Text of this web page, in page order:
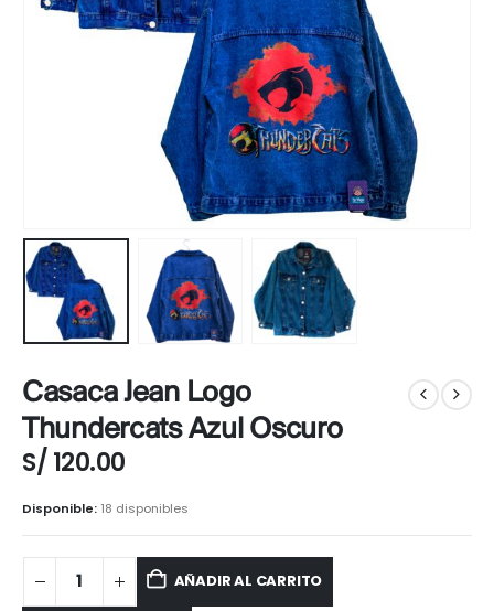
Casaca Jean Logo
Thundercats Azul Oscuro
S/ 120.00
Disponible: 18 disponibles
AÑADIR AL CARRITO